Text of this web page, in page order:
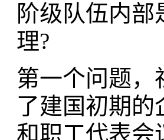
阶级队伍内部
理?
第一个问题，
了建国初期的
和职工代表会